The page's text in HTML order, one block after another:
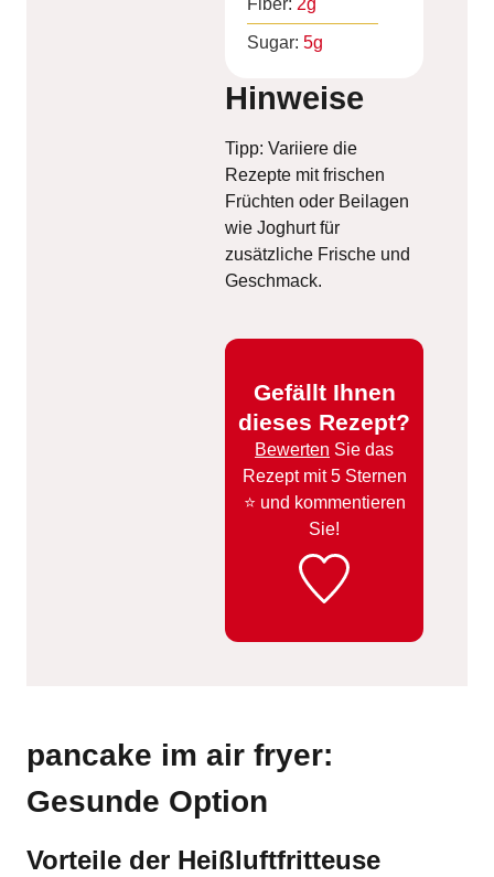
Sugar: 5g
Hinweise
Tipp: Variiere die
Rezepte mit frischen
Früchten oder Beilagen
wie Joghurt für
zusätzliche Frische und
Geschmack.
Gefällt Ihnen
dieses Rezept?
Bewerten Sie das
Rezept mit 5 Sternen
⭐️ und kommentieren
Sie!
pancake im air fryer:
Gesunde Option
Vorteile der Heißluftfritteuse